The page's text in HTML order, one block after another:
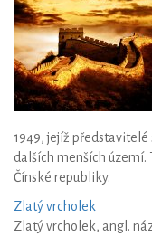
1949, jejíž
dalších menších území.
Čínské republiky.
Zlatý vrcholek
Zlatý vrcholek, angl.